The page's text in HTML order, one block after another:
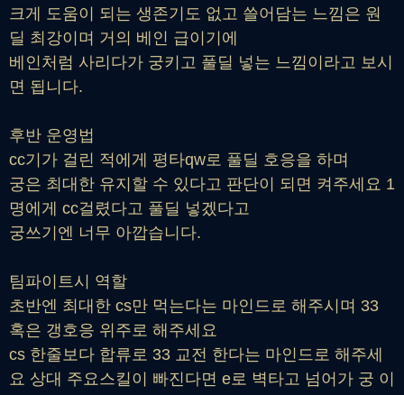
크게 도움이 되는 생존기도 없고 쓸어담는 느낌은 원
딜 최강이며 거의 베인 급이기에
베인처럼 사리다가 궁키고 풀딜 넣는 느낌이라고 보시
면 됩니다.
후반 운영법
cc기가 걸린 적에게 평타qw로 풀딜 호응을 하며
궁은 최대한 유지할 수 있다고 판단이 되면 켜주세요 1
명에게 cc걸렸다고 풀딜 넣겠다고
궁쓰기엔 너무 아깝습니다.
팀파이트시 역할
초반엔 최대한 cs만 먹는다는 마인드로 해주시며 33
혹은 갱호응 위주로 해주세요
cs 한줄보다 합류로 33 교전 한다는 마인드로 해주세
요 상대 주요스킬이 빠진다면 e로 벽타고 넘어가 궁 이